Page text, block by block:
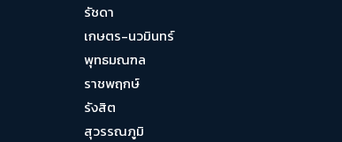
รัชดา
เกษตร-นวมินทร์
พุทธมณฑล
ราชพฤกษ์
รังสิต
สุวรรณภูมิ